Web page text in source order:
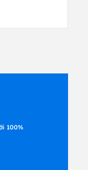
làm việc hạn
chọn 300
và dễ
lượng lớn
100%